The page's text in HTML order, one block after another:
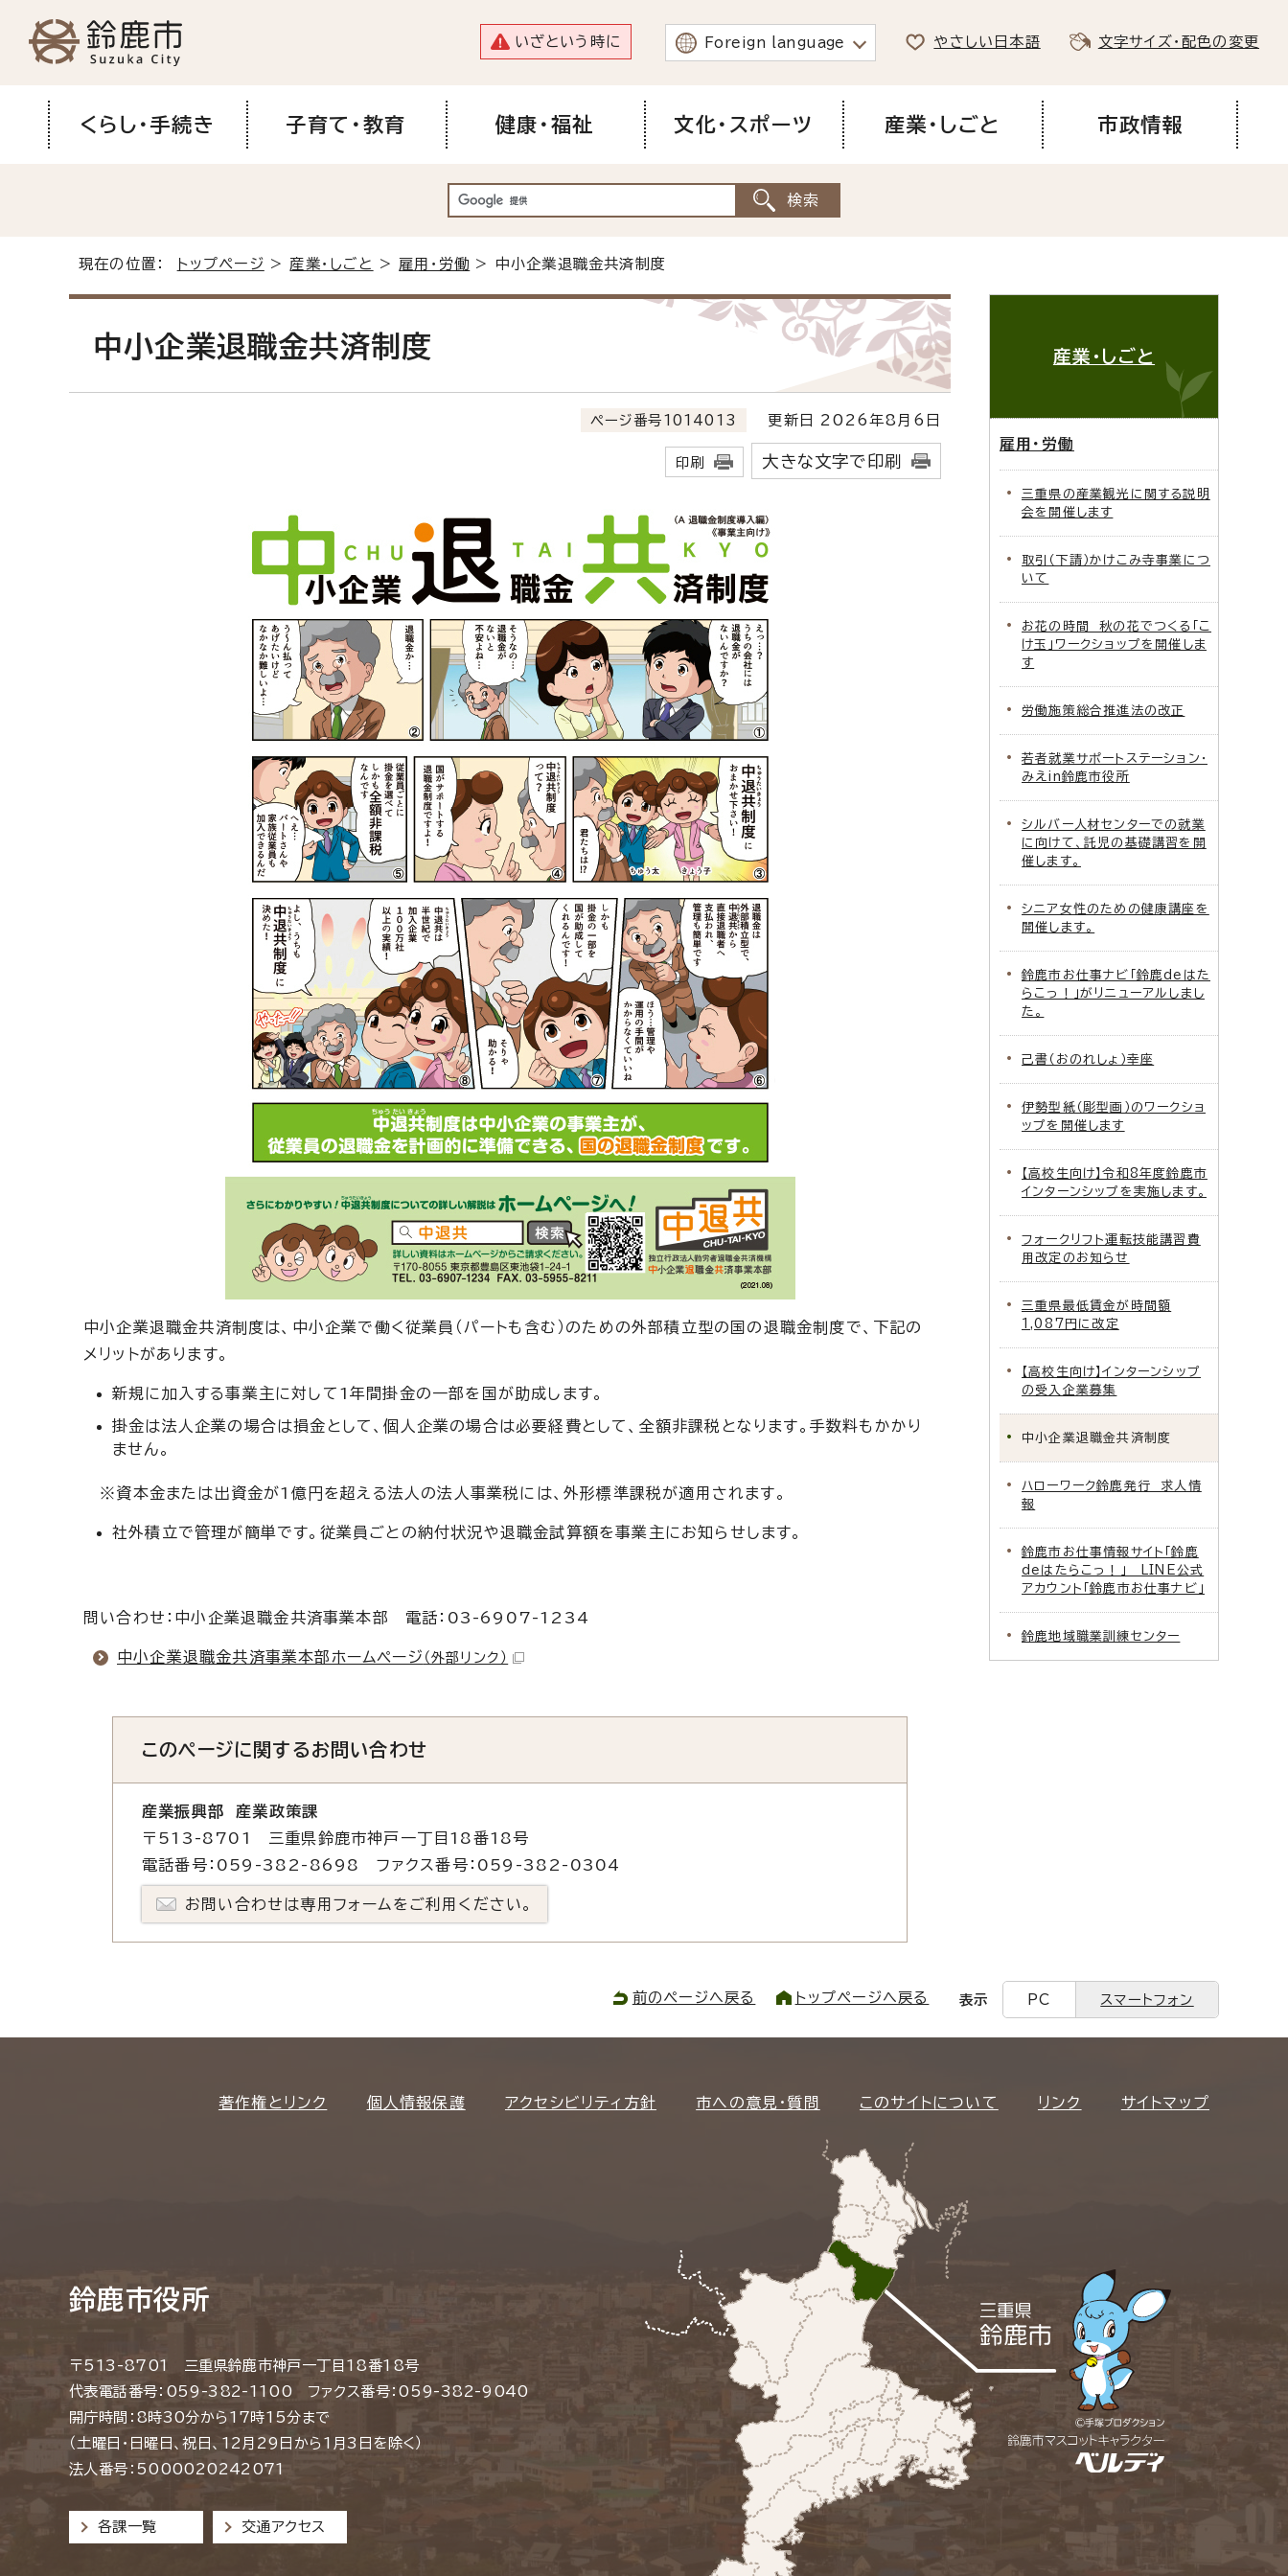
いざという時に Foreign language やさしい日本語 文字サイズ・配色の変更
くらし・手続き 子育て・教育 健康・福祉 文化・スポーツ 産業・しごと 市政情報
現在の位置： トップページ > 産業・しごと >雇用・労働 > 中小企業退職金共済制度
中小企業退職金共済制度
ページ番号1014013 更新日 2026年8月6日
印刷 大きな文字で印刷
中小企業退職金共済制度は、中小企業で働く従業員（パートも含む）のための外部積立型の国の退職金制度で、下記の
メリットがあります。
新規に加入する事業主に対して1年間掛金の一部を国が助成します。
掛金は法人企業の場合は損金として、個人企業の場合は必要経費として、全額非課税となります。手数料もかかり
ません。
※資本金または出資金が1億円を超える法人の法人事業税には、外形標準課税が適用されます。
社外積立で管理が簡単です。従業員ごとの納付状況や退職金試算額を事業主にお知らせします。
問い合わせ：中小企業退職金共済事業本部 電話：03-6907-1234
中小企業退職金共済事業本部ホームページ （外部リンク）
このページに関するお問い合わせ
産業振興部 産業政策課
〒513-8701 三重県鈴鹿市神戸一丁目18番18号
電話番号：059-382-8698 ファクス番号：059-382-0304
お問い合わせは専用フォームをご利用ください。
産業・しごと
雇用・労働
三重県の産業観光に関する説明
会を開催します
取引（下請）かけこみ寺事業につ
いて
お花の時間 秋の花でつくる「こ
け玉」ワークショップを開催しま
す
労働施策総合推進法の改正
若者就業サポートステーション・
みえin鈴鹿市役所
シルバー人材センターでの就業
に向けて、託児の基礎講習を開
催します。
シニア女性のための健康講座を
開催します。
鈴鹿市お仕事ナビ「鈴鹿deはた
らこっ！」がリニューアルしまし
た。
己書（おのれしょ）幸座
伊勢型紙（彫型画）のワークショ
ップを開催します
【高校生向け】令和8年度鈴鹿市
インターンシップを実施します。
フォークリフト運転技能講習費
用改定のお知らせ
三重県最低賃金が時間額
1,087円に改定
【高校生向け】インターンシップ
の受入企業募集
中小企業退職金共済制度
ハローワーク鈴鹿発行 求人情
報
鈴鹿市お仕事情報サイト「鈴鹿
deはたらこっ！」 LINE公式
アカウント「鈴鹿市お仕事ナビ」
鈴鹿地域職業訓練センター
前のページへ戻る トップページへ戻る 表示 PC スマートフォン
著作権とリンク 個人情報保護 アクセシビリティ方針 市への意見・質問 このサイトについて リンク サイトマップ
鈴鹿市役所
〒513-8701 三重県鈴鹿市神戸一丁目18番18号
代表電話番号：059-382-1100 ファクス番号：059-382-9040
開庁時間：8時30分から17時15分まで
（土曜日・日曜日、祝日、12月29日から1月3日を除く）
法人番号：5000020242071
各課一覧 交通アクセス